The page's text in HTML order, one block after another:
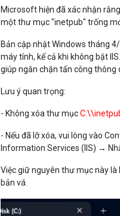
Microsoft hiện đã xác nhận
một thư mục "inetpub" trống
Bản cập nhật Windows tháng
máy tính, kể cả khi không bật
giúp ngăn chặn tấn công thông
Lưu ý quan trọng:
- Không xóa thư mục
- Nếu đã lỡ xóa, vui lòng vào
Information Services (IIS) →
Việc giữ nguyên thư mục này
bản vá.